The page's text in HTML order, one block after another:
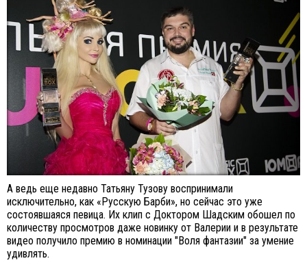
А ведь еще недавно Татьяну Тузову воспринимали
исключительно, как «Русскую Барби», но сейчас это уже
состоявшаяся певица. Их клип с Доктором Шадским обошел по
количеству просмотров даже новинку от Валерии и в результате
видео получило премию в номинации "Воля фантазии" за умение
удивлять.